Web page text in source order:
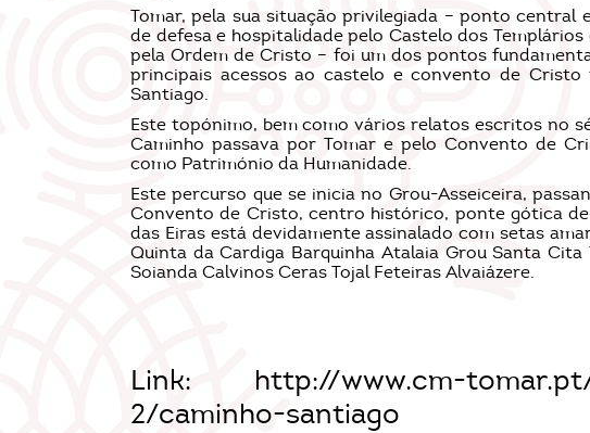
Tomar, pela sua situação privilegiada – ponto central
de defesa e hospitalidade pelo Castelo dos
pela Ordem de Cristo – foi um dos pontos
principais acessos ao castelo e convento de Cristo
Santiago.
Este topónimo, bem como vários relatos escritos no
Caminho passava por Tomar e pelo Convento de
como Património da Humanidade.
Este percurso que se inicia no Grou-Asseiceira,
Convento de Cristo, centro histórico, ponte gótica de
das Eiras está devidamente assinalado com setas
Quinta da Cardiga Barquinha Atalaia Grou Santa
Soianda Calvinos Ceras Tojal Feteiras Alvaiázere.
Link: http://www.cm-
2/caminho-santiago